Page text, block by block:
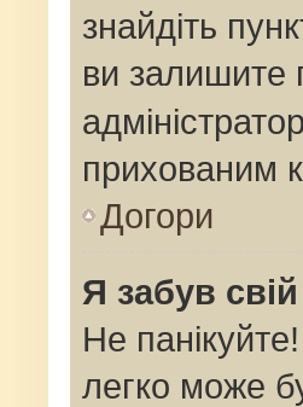
знайдіть
ви залишите
прихованим
Догори
Я забув
Не
легко може